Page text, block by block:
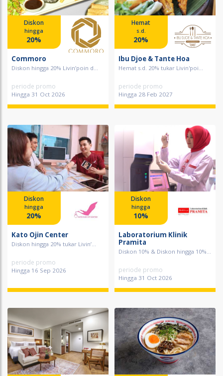
Diskon
hingga
20%
Commoro
Diskon hingga 20% Livin’poin d...
periode promo
Hingga 31 Oct 2026
Hemat
s.d.
20%
Ibu Djoe & Tante Hoa
Hemat s.d. 20% tukar Livin'poi...
periode promo
Hingga 28 Feb 2027
Diskon
hingga
20%
Kato Ojin Center
Diskon hingga 20% tukar Livin’...
periode promo
Hingga 16 Sep 2026
Diskon
hingga
10%
Laboratorium Klinik
Pramita
Diskon 10% & Diskon hingga 10%...
periode promo
Hingga 31 Oct 2026